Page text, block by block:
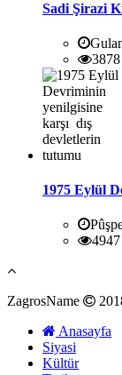
Sadi Şirazi
3878
1975 Eylül
4947
ZagrosName
Anasayfa
Siyasi
Kültür